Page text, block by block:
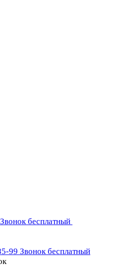
Звонок бесплатный
99 Звонок бесплатный